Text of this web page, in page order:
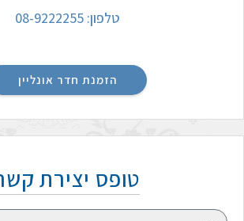
טלפון: 08-9222255
הזמנת חדר אונליין
טופס יצירת